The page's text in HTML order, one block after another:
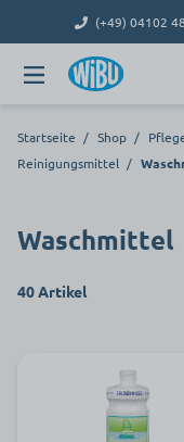
(+49) 04102
Startseite / Shop /
Reinigungsmittel /
Waschmittel
40 Artikel